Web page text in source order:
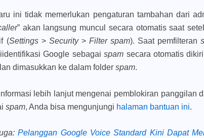
ini tidak memerlukan pengaturan tambahan dari
” akan langsung muncul secara otomatis saat
(Settings > Security > Filter spam). Saat pemfilteran
Google sebagaispam secara otomatis
dimasukkan ke dalam folderspam.
lebih lanjut mengenai pemblokiran panggilan
spam, Anda bisa mengunjungi halaman bantuan ini.
: Pelanggan Google Voice Standard Kini Dapat